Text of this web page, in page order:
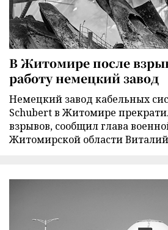
В Житомире после
работу немецкий завод
Немецкий завод кабельных
Schubert в Житомире
взрывов, сообщил глава
Житомирской области